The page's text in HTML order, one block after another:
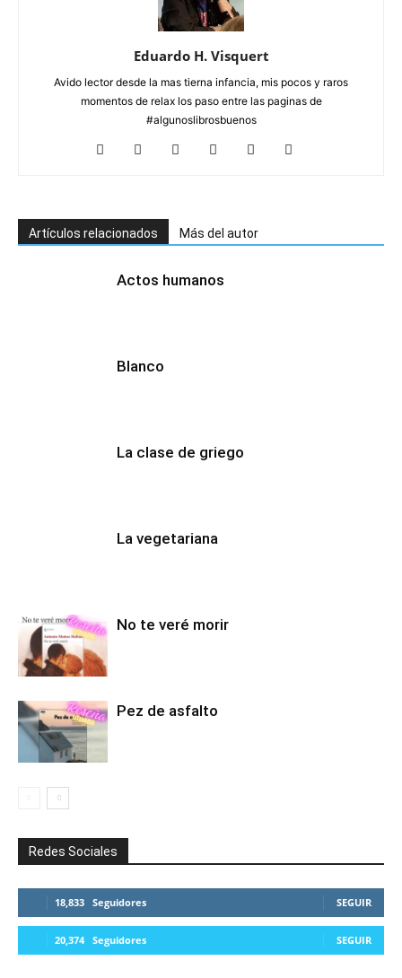
Eduardo H. Visquert
Avido lector desde la mas tierna infancia, mis pocos y raros
momentos de relax los paso entre las paginas de
#algunoslibrosbuenos
Artículos relacionados Más del autor
Actos humanos
Blanco
La clase de griego
La vegetariana
No te veré morir
Pez de asfalto
Redes Sociales
18,833 Seguidores SEGUIR
20,374 Seguidores SEGUIR